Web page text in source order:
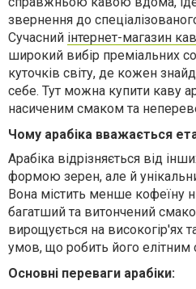
звернення до
Сучасний інтернет-магазин
широкий вибір преміальних
куточків світу, де кожен
себе. Тут можна купити каву
насиченим смаком та
Чому арабіка вважається
Арабіка відрізняється від
формою зерен, але й
Вона містить менше кофеїну
багатший та витончений
вирощується на високогір'ях
умов, що робить його елітним
Основні переваги арабіки: